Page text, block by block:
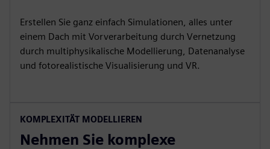
Erstellen Sie ganz einfach Simulationen, alles unter
einem Dach mit Vorverarbeitung durch Vernetzung
durch multiphysikalische Modellierung, Datenanalyse
und fotorealistische Visualisierung und VR.
KOMPLEXITÄT MODELLIEREN
Nehmen Sie komplexe